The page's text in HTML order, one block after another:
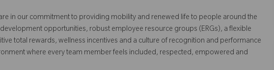
in our commitment to providing mobility and renewed life to people around the
opportunities, robust employee resource groups (ERGs), a flexible
total rewards, wellness incentives and a culture of recognition and performance
where every team member feels included, respected, empowered and